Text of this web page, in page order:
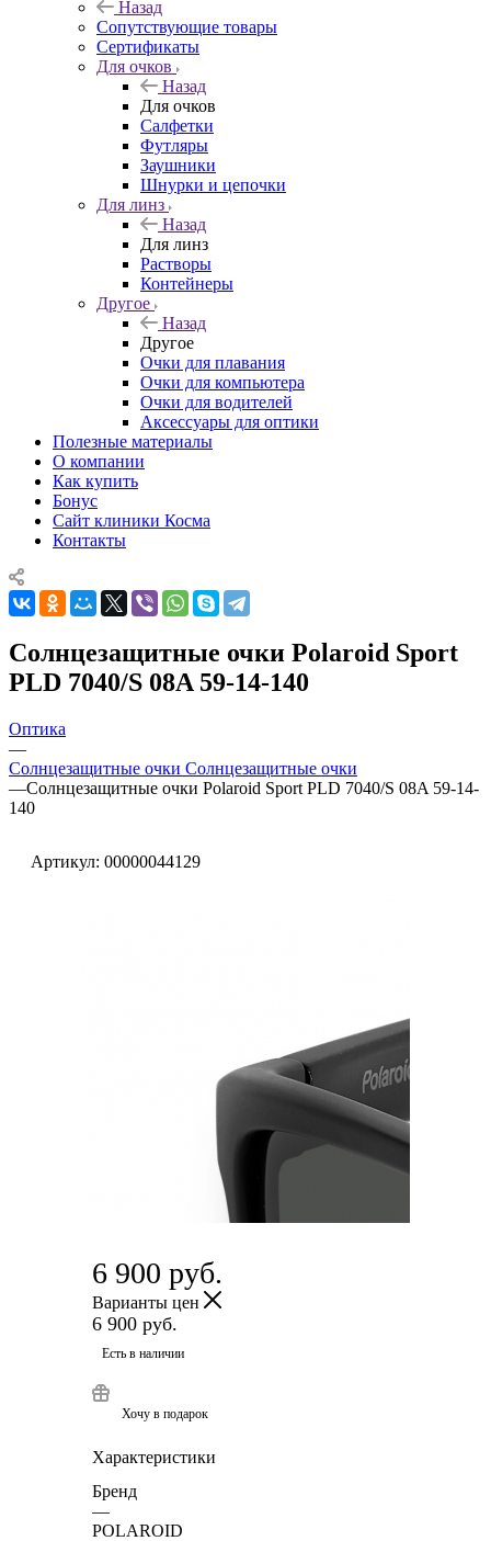
Назад
Сопутствующие товары
Сертификаты
Для очков
Назад
Для очков
Салфетки
Футляры
Заушники
Шнурки и цепочки
Для линз
Назад
Для линз
Растворы
Контейнеры
Другое
Назад
Другое
Очки для плавания
Очки для компьютера
Очки для водителей
Аксессуары для оптики
Полезные материалы
О компании
Как купить
Бонус
Сайт клиники Косма
Контакты
Солнцезащитные очки Polaroid Sport
PLD 7040/S 08A 59-14-140
Оптика
—
Солнцезащитные очки Солнцезащитные очки
—Солнцезащитные очки Polaroid Sport PLD 7040/S 08A 59-14-
140
Артикул: 00000044129
6 900 руб.
Варианты цен
6 900 руб.
Есть в наличии
Хочу в подарок
Характеристики
Бренд
—
POLAROID